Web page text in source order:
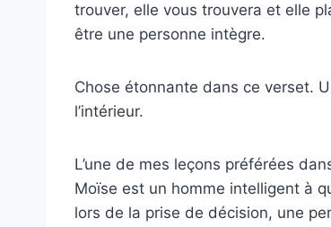
trouver, elle vous trouvera et elle
être une personne intègre.
Chose étonnante dans ce verset.
l’intérieur.
L’une de mes leçons préférées
Moïse est un homme intelligent à
lors de la prise de décision, une